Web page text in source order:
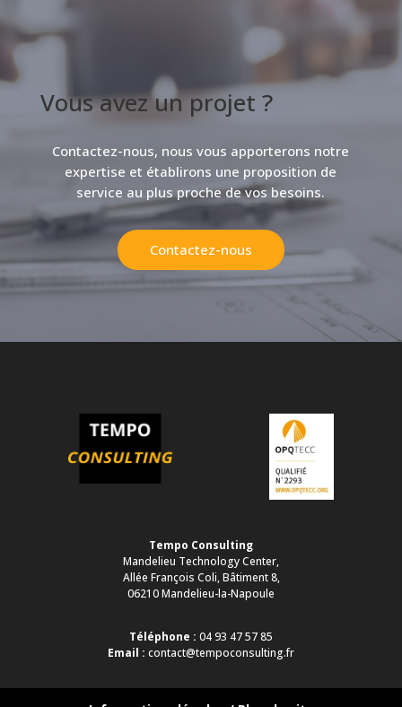
Vous avez un projet ?
Contactez-nous, nous vous apporterons notre
expertise et établirons une proposition de
service au plus proche de vos besoins.
Contactez-nous
Tempo Consulting
Mandelieu Technology Center,
Allée François Coli, Bâtiment 8,
06210 Mandelieu-la-Napoule
Téléphone : 04 93 47 57 85
Email : contact@tempoconsulting.fr